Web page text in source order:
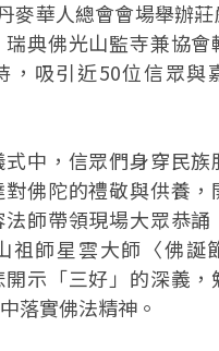
麥華人總會會場舉辦
典佛光山監寺兼協會
，吸引近50位信眾與
中，信眾們身穿民族
佛陀的禮敬與供養，
師帶領現場大眾恭誦
祖師星雲大師〈佛誕
示「三好」的深義，
落實佛法精神。